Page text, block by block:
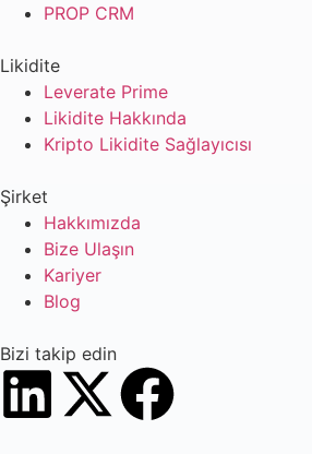
PROP CRM
Likidite
Leverate Prime
Likidite Hakkında
Kripto Likidite Sağlayıcısı
Şirket
Hakkımızda
Bize Ulaşın
Kariyer
Blog
Bizi takip edin